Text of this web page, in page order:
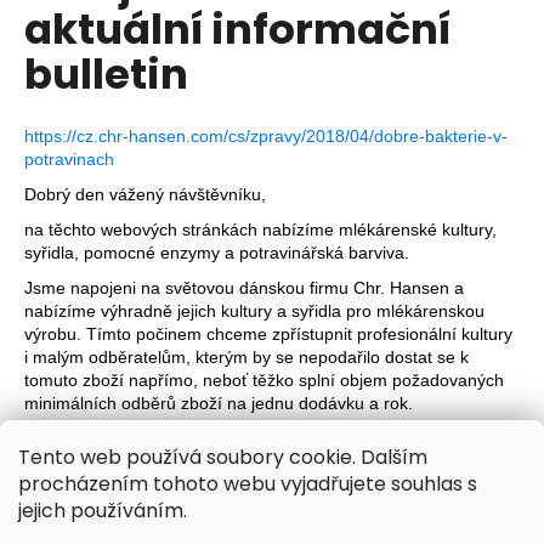
Tento web používá soubory cookie. Dalším
procházením tohoto webu vyjadřujete souhlas s
jejich používáním.
u
l
u
r
y
,
n
í
ž
e
j
aktuální informační
bulletin
https://cz.chr-hansen.com/cs/zpravy/2018/04/dobre-bakterie-v-
potravinach
Dobrý den vážený návštěvníku,
na těchto webových stránkách nabízíme mlékárenské kultury,
syřidla, pomocné enzymy a potravinářská barviva.
Jsme napojeni na světovou dánskou firmu Chr. Hansen a
nabízíme výhradně jejich kultury a syřidla pro mlékárenskou
výrobu. Tímto počinem chceme zpřístupnit profesionální kultury
i malým odběratelům, kterým by se nepodařilo dostat se k
tomuto zboží napřímo, neboť těžko splní objem požadovaných
minimálních odběrů zboží na jednu dodávku a rok.
Polná.
Těšíme se na Vaše objednávky - Mléku zdar a sýrům zvláště!
a
j
í
t
?
HLEDAT
D
o
o
r
u